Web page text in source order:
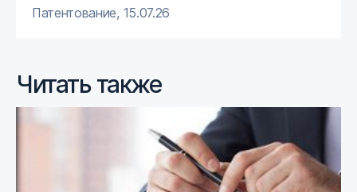
Патентование, 15.07.26
Читать также